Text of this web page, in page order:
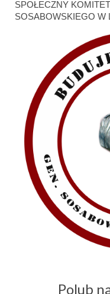
SPOŁECZNY
SOSABOWSKIEGO W
Polub